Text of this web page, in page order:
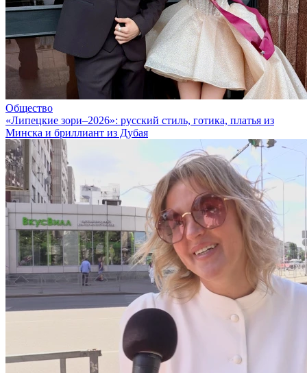
Общество
«Липецкие зори–2026»: русский стиль, готика, платья из
Минска и бриллиант из Дубая